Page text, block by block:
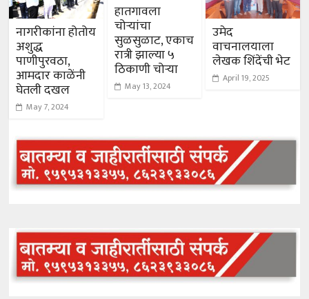
नागरीकांना होतोय
अशुद्ध
पाणीपुरवठा,
आमदार काळेंनी
घेतली दखल
May 7, 2024
हातगावला
चोऱ्यांचा
सुळसुळाट, एकाच
रात्री झाल्या ५
ठिकाणी चोऱ्या
May 13, 2024
उमेद
वाचनालयाला
लेखक शिंदेंची भेट
April 19, 2025